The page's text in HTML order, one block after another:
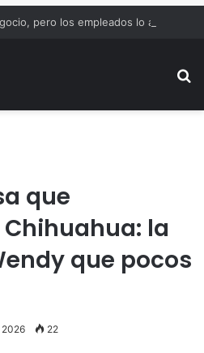
que
la
que pocos
2026 22